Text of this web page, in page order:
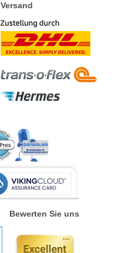
Versand
Bewerten Sie uns